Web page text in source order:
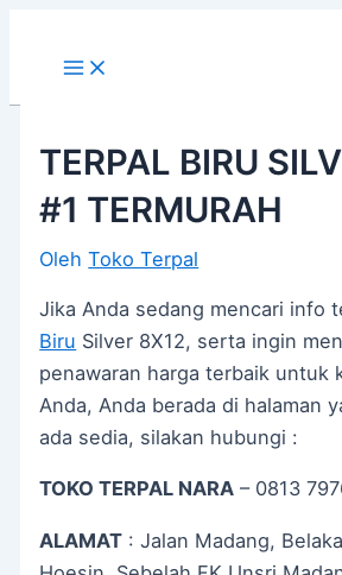
konten
TERPAL BIRU
#1 TERMURAH
OlehToko Terpal
Jika Anda sedang mencari info
Biru Silver 8X12, serta ingin
penawaran harga terbaik untuk
Anda, Anda berada di halaman
ada sedia, silakan hubungi :
TOKO TERPAL NARA – 0813
ALAMAT : Jalan Madang,